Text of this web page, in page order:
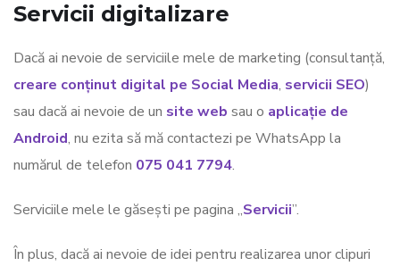
Servicii digitalizare
Dacă ai nevoie de serviciile mele de marketing (consultanță,
creare conținut digital pe Social Media, servicii SEO)
sau dacă ai nevoie de un site web sau o aplicație de
Android, nu ezita să mă contactezi pe WhatsApp la
numărul de telefon 075 041 7794.
Serviciile mele le găsești pe pagina „Servicii”.
În plus, dacă ai nevoie de idei pentru realizarea unor clipuri